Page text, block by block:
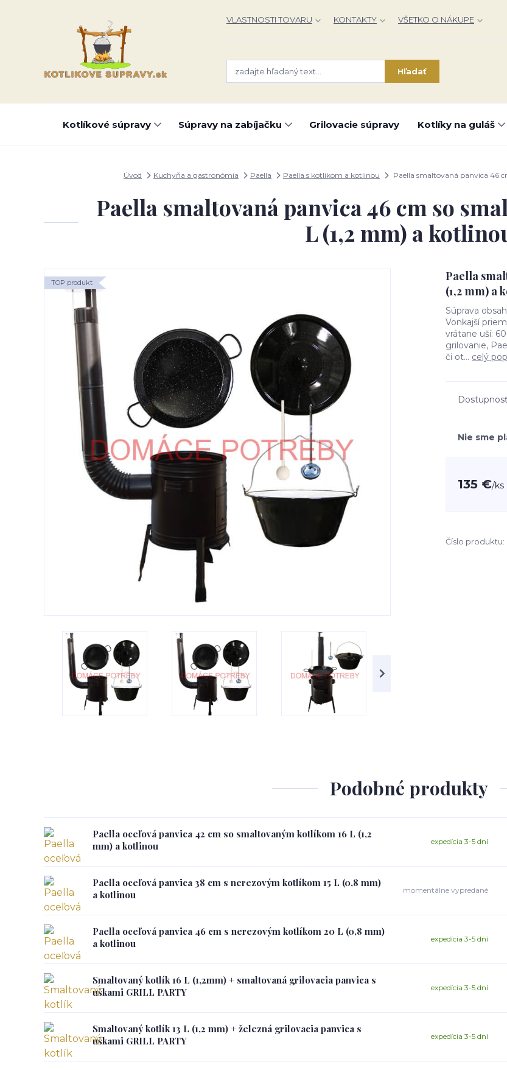
VLASTNOSTI TOVARU KONTAKTY VŠETKO O NÁKUPE
Hľadať
Kotlíkové súpravy Súpravy na zabíjačku Grilovacie súpravy Kotlíky na guláš
Úvod Kuchyňa a gastronómia Paella Paella s kotlíkom a kotlinou Paella smaltovaná panvica 46
Paella smaltovaná panvica 46 cm so
L (1,2 mm) a
TOP produkt
Paella
(1,2 mm) a
Súprava
Vonkajší
vrátane uší:
grilovanie,
či ot... celý
Dostupnosť
Nie sme
135 €/ks
Číslo produktu:
Podobné produkty
Paella oceľová panvica 42 cm so smaltovaným kotlíkom 16 L (1,2
mm) a kotlinou
expedícia 3-5 dní
Paella oceľová panvica 38 cm s nerezovým kotlíkom 15 L (0,8 mm)
a kotlinou
momentálne vypredané
Paella oceľová panvica 46 cm s nerezovým kotlíkom 20 L (0,8 mm)
a kotlinou
expedícia 3-5 dní
Smaltovaný kotlík 16 L (1,2mm) + smaltovaná grilovacia panvica s
uškami GRILL PARTY
expedícia 3-5 dní
Smaltovaný kotlík 13 L (1,2 mm) + železná grilovacia panvica s
uškami GRILL PARTY
expedícia 3-5 dní